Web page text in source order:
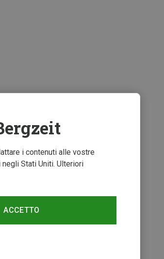
i contenuti alle vostre
Stati Uniti. Ulteriori
ACCETTO